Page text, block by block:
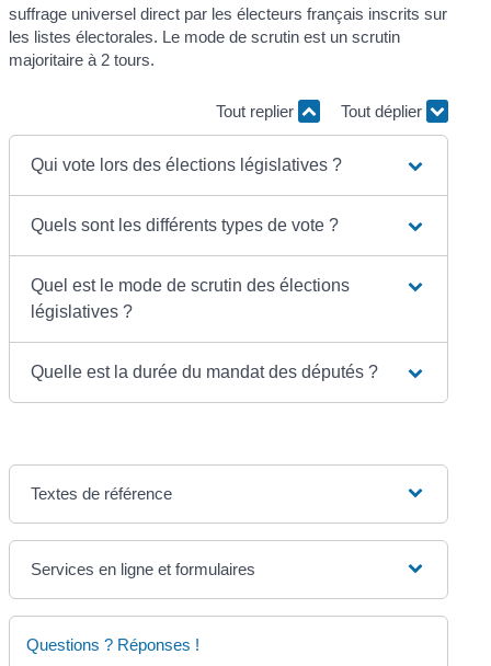
suffrage universel direct par les électeurs français inscrits sur
les listes électorales. Le mode de scrutin est un scrutin
majoritaire à 2 tours.
Tout replier Tout déplier
Qui vote lors des élections législatives ?
Quels sont les différents types de vote ?
Quel est le mode de scrutin des élections
législatives ?
Quelle est la durée du mandat des députés ?
Textes de référence
Services en ligne et formulaires
Questions ? Réponses !